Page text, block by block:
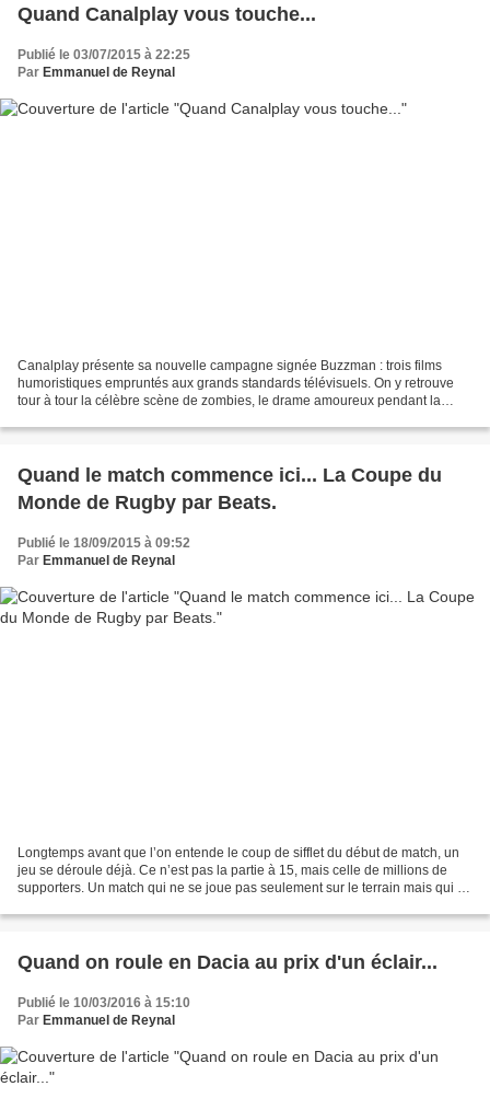
Quand Canalplay vous touche...
Publié le 03/07/2015 à 22:25
Par Emmanuel de Reynal
Canalplay présente sa nouvelle campagne signée Buzzman : trois films
humoristiques empruntés aux grands standards télévisuels. On y retrouve
tour à tour la célèbre scène de zombies, le drame amoureux pendant la
Quand le match commence ici... La Coupe du
Monde de Rugby par Beats.
Publié le 18/09/2015 à 09:52
Par Emmanuel de Reynal
Longtemps avant que l’on entende le coup de sifflet du début de match, un
jeu se déroule déjà. Ce n’est pas la partie à 15, mais celle de millions de
supporters. Un match qui ne se joue pas seulement sur le terrain mais qui se
Quand on roule en Dacia au prix d'un éclair...
Publié le 10/03/2016 à 15:10
Par Emmanuel de Reynal